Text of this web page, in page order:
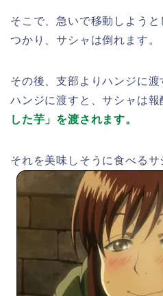
そこで、急いで移動しよう
つかり、サシャは倒れます。
その後、支部よりハンジに
ハンジに渡すと、サシャは
した芋」を渡されます。
それを美味しそうに食べるサ